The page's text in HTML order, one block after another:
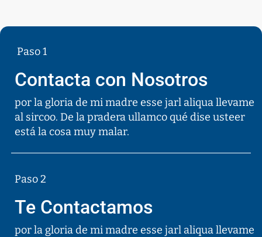
Paso 1
Contacta con Nosotros
por la gloria de mi madre esse jarl aliqua llevame
al sircoo. De la pradera ullamco qué dise usteer
está la cosa muy malar.
Paso 2
Te Contactamos
por la gloria de mi madre esse jarl aliqua llevame